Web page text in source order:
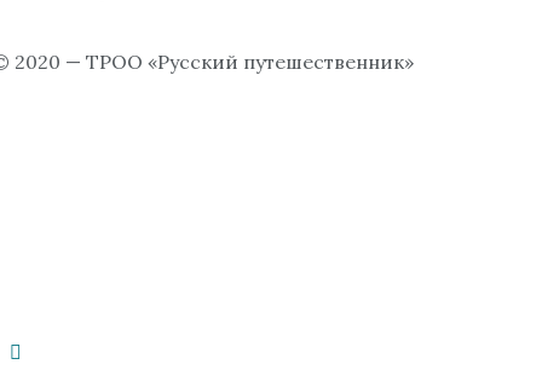
2020 — ТРОО «Русский путешественник»